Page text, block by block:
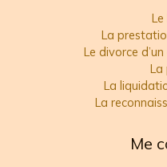
La
Le divorce
La
La
La
Me